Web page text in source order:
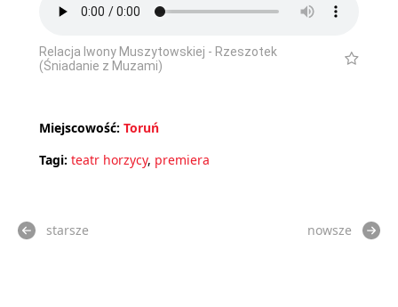
Relacja Iwony Muszytowskiej - Rzeszotek
(Śniadanie z Muzami)
Miejscowość: Toruń
Tagi: teatr horzycy, premiera
starsze nowsze